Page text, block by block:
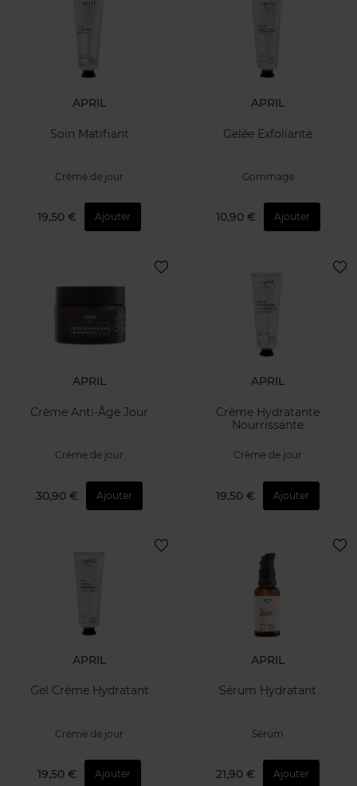
APRIL
Soin Matifiant
Crème de jour
19,50 € Ajouter
APRIL
Gelée Exfoliante
Gommage
10,90 € Ajouter
APRIL
Crème Anti-Âge Jour
Crème de jour
30,90 € Ajouter
APRIL
Crème Hydratante
Nourrissante
Crème de jour
19,50 € Ajouter
APRIL
Gel Crème Hydratant
Crème de jour
19,50 € Ajouter
APRIL
Sérum Hydratant
Sérum
21,90 € Ajouter